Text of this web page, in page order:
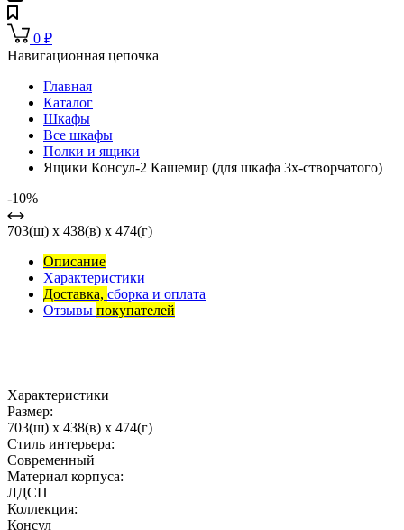
0 ₽
Навигационная цепочка
Главная
Каталог
Шкафы
Все шкафы
Полки и ящики
Ящики Консул-2 Кашемир (для шкафа 3х-створчатого)
-10%
703(ш) x 438(в) x 474(г)
Описание
Характеристики
Доставка, сборка и оплата
Отзывы покупателей
Характеристики
Размер:
703(ш) x 438(в) x 474(г)
Стиль интерьера:
Современный
Материал корпуса:
ЛДСП
Коллекция:
Консул